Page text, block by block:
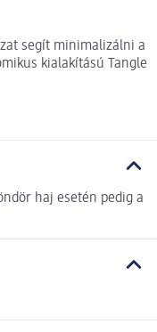
segít minimalizálni a
kialakítású Tangle
haj esetén pedig a